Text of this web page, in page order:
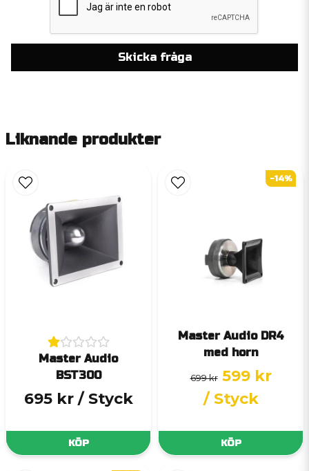
Skicka fråga
Liknande produkter
Master Audio
BST300
695 kr / Styck
KÖP
Master Audio DR4
med horn
699 kr 599 kr
/ Styck
KÖP
-14%